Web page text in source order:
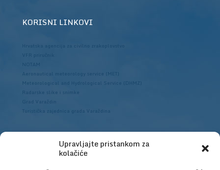
Upravljajte pristankom za
kolačiće
KORISNI LINKOVI
Hrvatska agencija za civilno zrakoplovstvo
VFR priručnik
NOTAM
Aeronautical meteorology service (MET)
Meteorological and Hydrological Service (DHMZ)
Radarske slike i snimke
Grad Varaždin
Turistička zajednica grada Varaždina
Hrvatska agencija za civilno zrakoplovstvo